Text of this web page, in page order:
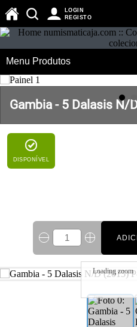
LOGIN
REGISTO
Menu Produtos
Gambia - 5 Dalasis N/
DISPONÍVEL
Loading zoom